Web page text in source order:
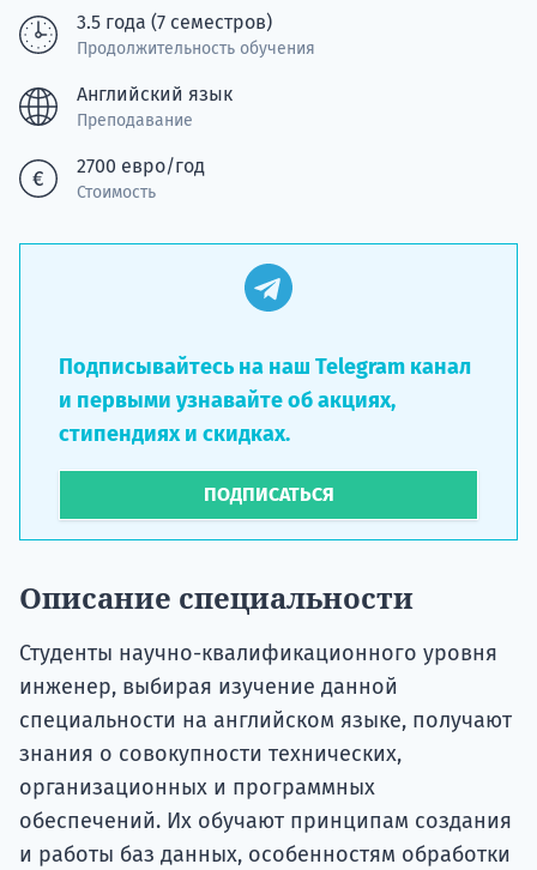
3.5 года (7 семестров)
Продолжительность обучения
Английский язык
Преподавание
2700 евро/год
Стоимость
Подписывайтесь на наш Telegram канал
и первыми узнавайте об акциях,
стипендиях и скидках.
ПОДПИСАТЬСЯ
Описание специальности
Студенты научно-квалификационного уровня
инженер, выбирая изучение данной
специальности на английском языке, получают
знания о совокупности технических,
организационных и программных
обеспечений. Их обучают принципам создания
и работы баз данных, особенностям обработки